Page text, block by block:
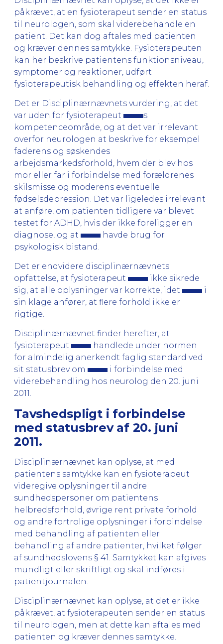
påkrævet, at en fysioterapeut sender en status
til neurologen, som skal viderebehandle en
patient. Det kan dog aftales med patienten
og kræver dennes samtykke. Fysioterapeuten
kan her beskrive patientens funktionsniveau,
symptomer og reaktioner, udført
fysioterapeutisk behandling og effekten heraf.
Det er Disciplinærnævnets vurdering, at det
var uden for fysioterapeut
s
kompetenceområde, og at det var irrelevant
overfor neurologen at beskrive for eksempel
faderens og søskendes
arbejdsmarkedsforhold, hvem der blev hos
mor eller far i forbindelse med forældrenes
skilsmisse og moderens eventuelle
fødselsdepression. Det var ligeledes irrelevant
at anføre, om patienten tidligere var blevet
testet for ADHD, hvis der ikke foreligger en
diagnose, og at
havde brug for
psykologisk bistand.
Det er endvidere disciplinærnævnets
opfattelse, at fysioterapeut
ikke sikrede
sig, at alle oplysninger var korrekte, idet
i
sin klage anfører, at flere forhold ikke er
rigtige.
Disciplinærnævnet finder herefter, at
fysioterapeut
handlede under normen
for almindelig anerkendt faglig standard ved
sit statusbrev om
i forbindelse med
viderebehandling hos neurolog den 20. juni
2011.
Tavshedspligt i forbindelse
med statusbrev af 20. juni
2011.
Disciplinærnævnet kan oplyse, at med
patientens samtykke kan en fysioterapeut
videregive oplysninger til andre
sundhedspersoner om patientens
helbredsforhold, øvrige rent private forhold
og andre fortrolige oplysninger i forbindelse
med behandling af patienten eller
behandling af andre patienter, hvilket følger
af sundhedslovens § 41. Samtykket kan afgives
mundligt eller skriftligt og skal indføres i
patientjournalen.
Disciplinærnævnet kan oplyse, at det er ikke
påkrævet, at fysioterapeuten sender en status
til neurologen, men at dette kan aftales med
patienten og kræver dennes samtykke.